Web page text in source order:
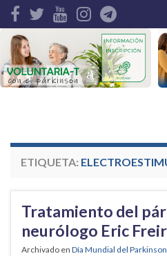
Search for:
ETIQUETA:
Tratamiento del
neurólogo Eric
Archivado en Día Mundial del Parkinson